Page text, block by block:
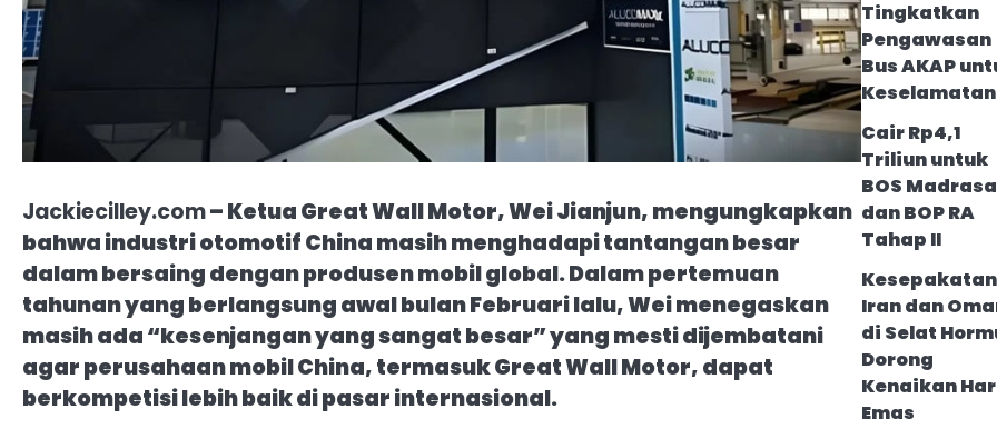
Jackiecilley.com– Ketua Great Wall Motor, Wei Jianjun, mengungkapkan
bahwa industri otomotif China masih menghadapi tantangan besar
dalam bersaing dengan produsen mobil global. Dalam pertemuan
tahunan yang berlangsung awal bulan Februari lalu, Wei menegaskan
masih ada “kesenjangan yang sangat besar” yang mesti dijembatani
agar perusahaan mobil China, termasuk Great Wall Motor, dapat
berkompetisi lebih baik di pasar internasional.
Tingkatkan
Pengawasan
Bus AKAP
Keselamatan
Cair Rp4,1
Triliun untuk
BOS
dan BOP RA
Tahap II
Kesepakatan
Iran dan
di Selat
Dorong
Kenaikan
Emas